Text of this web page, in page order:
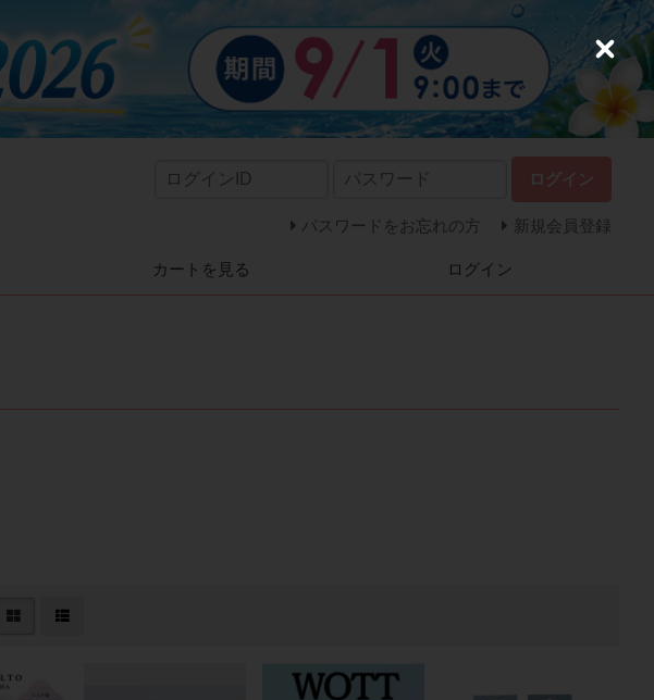
ログイン
パスワードをお忘れの方 新規会員登録
カートを見る ログイン
C
l
o
s
e